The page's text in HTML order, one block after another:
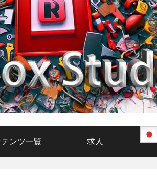
ンツ一覧 求人